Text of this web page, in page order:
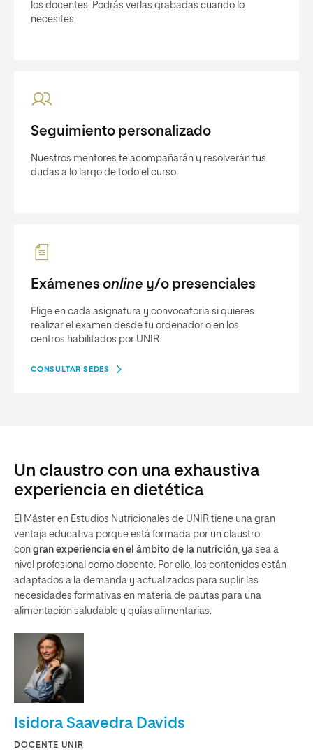
los docentes. Podrás verlas grabadas cuando lo
necesites.
Seguimiento personalizado
Nuestros mentores te acompañarán y resolverán tus
dudas a lo largo de todo el curso.
Exámenes online y/o presenciales
Elige en cada asignatura y convocatoria si quieres
realizar el examen desde tu ordenador o en los
centros habilitados por UNIR.
CONSULTAR SEDES
Un claustro con una exhaustiva
experiencia en dietética
El Máster en Estudios Nutricionales de UNIR tiene una gran
ventaja educativa porque está formada por un claustro
con gran experiencia en el ámbito de la nutrición, ya sea a
nivel profesional como docente. Por ello, los contenidos están
adaptados a la demanda y actualizados para suplir las
necesidades formativas en materia de pautas para una
alimentación saludable y guías alimentarias.
Isidora Saavedra Davids
DOCENTE UNIR